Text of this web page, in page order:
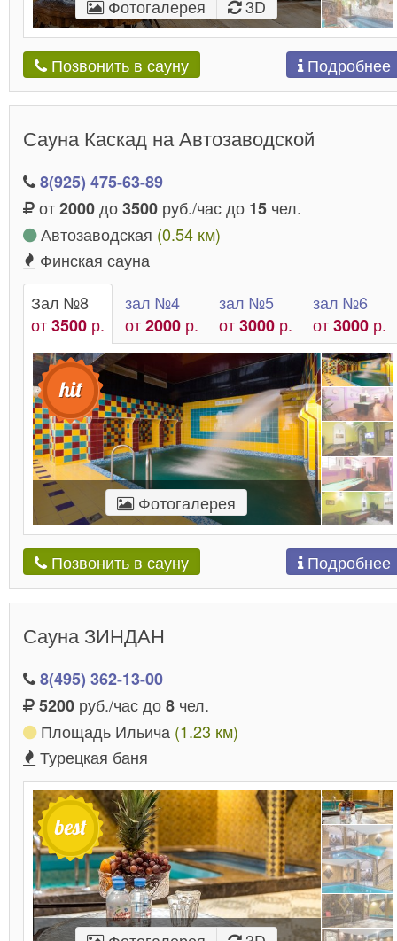
Фотогалерея 3D
Позвонить в сауну Подробнее
Сауна Каскад на Автозаводской
8(925) 475-63-89
от2000до3500 руб./час до 15 чел.
Автозаводская (0.54 км)
Финская сауна
Зал №8
от3500 р.
зал №4
от2000 р.
зал №5
от3000 р.
зал №6
от3000 р.
Фотогалерея
Позвонить в сауну Подробнее
Сауна ЗИНДАН
8(495) 362-13-00
5200 руб./час до8 чел.
Площадь Ильича (1.23 км)
Турецкая баня